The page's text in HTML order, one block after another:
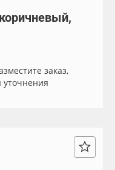
заказ,
уточнения